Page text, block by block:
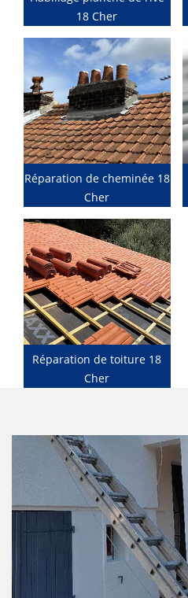
18 Cher
Réparation de cheminée 18
Cher
Réparation de toiture 18
Cher